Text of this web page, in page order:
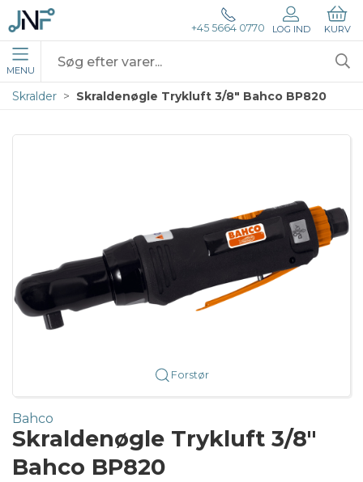
+45 5664 0770 LOG IND KURV
MENU
Skralder Skraldenøgle Trykluft 3/8" Bahco BP820
Forstør
Bahco
Skraldenøgle Trykluft 3/8"
Bahco BP820